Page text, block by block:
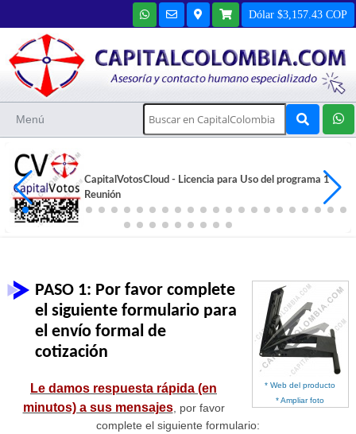
Dólar $3,157.43 COP
Menú
CapitalVotosCloud - Licencia para Uso del programa 1
Reunión
* Web del producto
* Ampliar foto
PASO 1: Por favor complete
el siguiente formulario para
el envío formal de
cotización
Le damos respuesta rápida (en
minutos) a sus mensajes, por favor
complete el siguiente formulario: